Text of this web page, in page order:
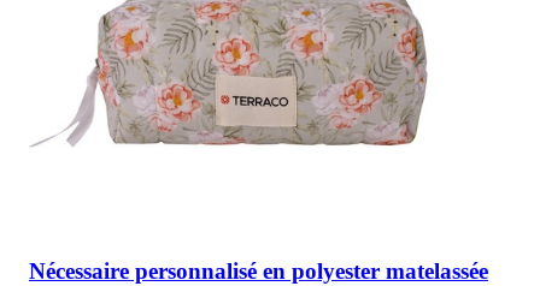
Nécessaire personnalisé en polyester matelassée